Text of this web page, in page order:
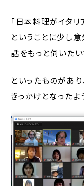
「日本料理がイタ
ということに少し
話をもっと伺いたい
といったものがあ
きっかけとなったよ